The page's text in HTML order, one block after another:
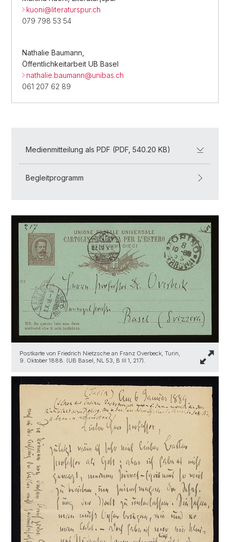
kuoni@literaturspur.ch
079 798 53 54
Nathalie Baumann,
Öffentlichkeitarbeit UB Basel
nathalie.baumann@unibas.ch
061 207 62 89
Medienmitteilung als PDF (PDF, 540.20 KB)
Begleitprogramm
Postkarte von Friedrich Nietzsche an Franz Overbeck, Turin,
9. Oktober 1888. (UB Basel, NL 53, B III 1, 217).